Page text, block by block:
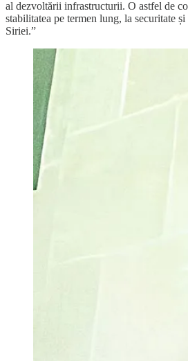
al dezvoltării infrastructurii. O astfel de
stabilitatea pe termen lung, la securitate
Siriei.”